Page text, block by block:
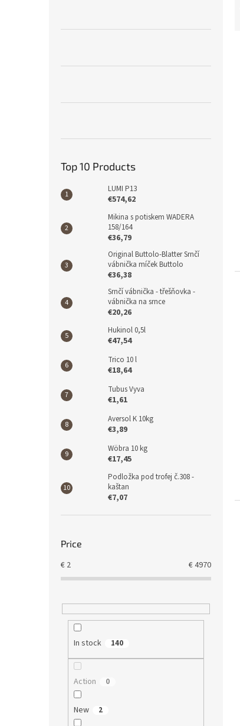
Top 10 Products
LUMI P13
€574,62
Mikina s potiskem WADERA
158/164
€36,79
Original Buttolo-Blatter Srnčí
vábnička míček Buttolo
€36,38
Srnčí vábnička - třešňovka -
vábnička na srnce
€20,26
Hukinol 0,5l
€47,54
Trico 10 l
€18,64
Tubus Vyva
€1,61
Aversol K 10kg
€3,89
Wöbra 10 kg
€17,45
Podložka pod trofej č.308 -
kaštan
€7,07
Price
€ 2 €4970
In stock 140
Action 0
New 2